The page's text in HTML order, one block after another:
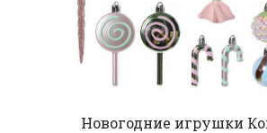
Новогодние игрушки